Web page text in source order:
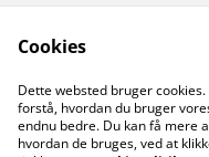
Kontakt os
Cookies
Dette websted bruger
forstå, hvordan du bruger
endnu bedre. Du kan få mere
hvordan de bruges, ved at